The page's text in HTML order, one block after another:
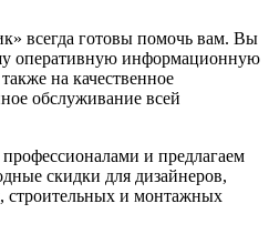
всегда готовы помочь вам. Вы
оперативную информационную
на качественное
обслуживание всей
и предлагаем
скидки для дизайнеров,
строительных и монтажных